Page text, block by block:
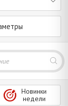
Новинки
недели